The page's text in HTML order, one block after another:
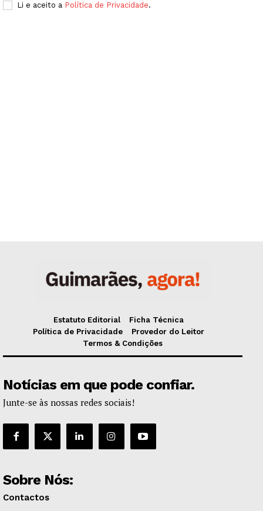
Li e aceito a Política de Privacidade.
Estatuto Editorial
Ficha Técnica
Política de Privacidade
Provedor do Leitor
Termos & Condições
Notícias em que pode confiar.
Junte-se às nossas redes sociais!
Sobre Nós:
Contactos